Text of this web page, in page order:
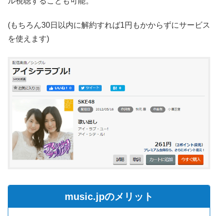
(もちろん30日以内に解約すれば1円もかからずにサービス
を使えます)
music.jpのメリット